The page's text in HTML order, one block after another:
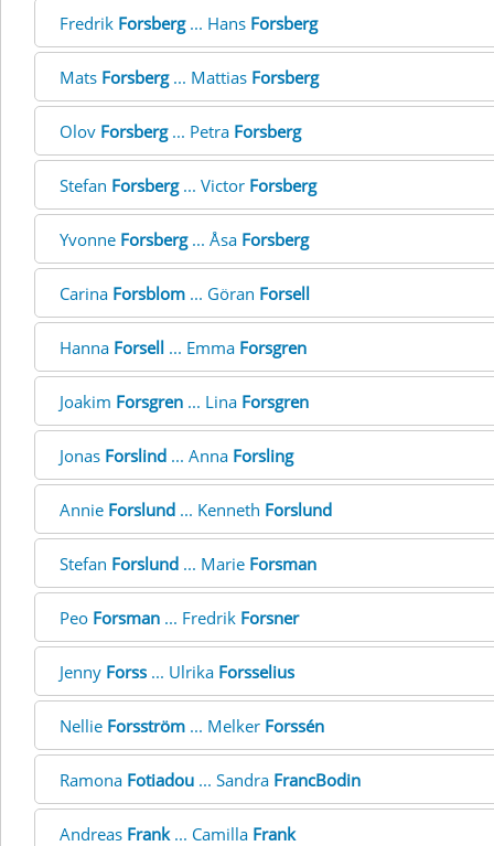
Fredrik Forsberg... Hans Forsberg
Mats Forsberg... Mattias Forsberg
Olov Forsberg... Petra Forsberg
Stefan Forsberg... Victor Forsberg
Yvonne Forsberg... Åsa Forsberg
Carina Forsblom ... Göran Forsell
Hanna Forsell ... Emma Forsgren
Joakim Forsgren ... Lina Forsgren
Jonas Forslind ... Anna Forsling
Annie Forslund ... Kenneth Forslund
Stefan Forslund ... Marie Forsman
Peo Forsman ... Fredrik Forsner
Jenny Forss ... Ulrika Forsselius
Nellie Forsström ... Melker Forssén
Ramona Fotiadou ... Sandra FrancBodin
Andreas Frank... Camilla Frank